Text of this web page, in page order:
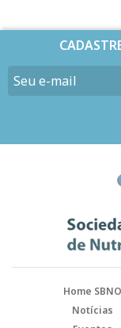
Home SBNO
Notícias